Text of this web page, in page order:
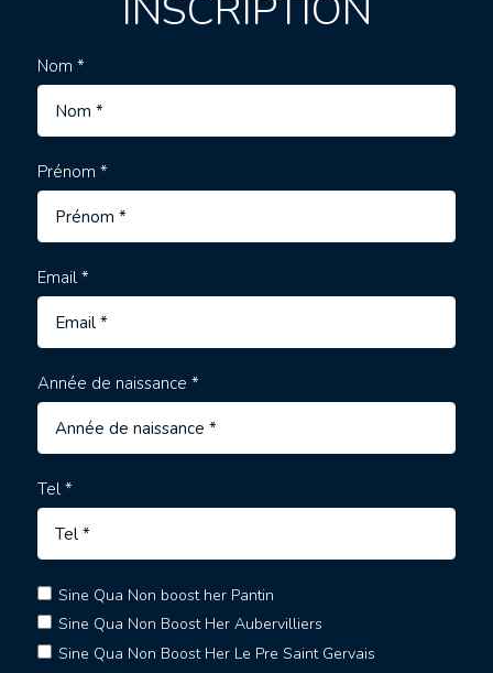
Nom *
Prénom *
Email *
Année de naissance *
Tel *
Sine Qua Non boost her Pantin
Sine Qua Non Boost Her Aubervilliers
Sine Qua Non Boost Her Le Pre Saint Gervais